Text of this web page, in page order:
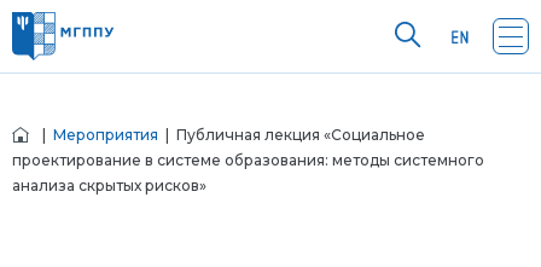
Мероприятия | Публичная лекция «Социальное
проектирование в системе образования: методы системного
анализа скрытых рисков»